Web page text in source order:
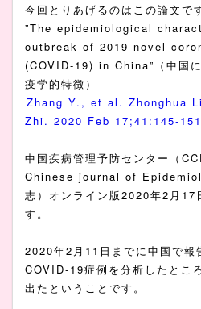
今回とりあげるのはこの論文で
”The epidemiological
outbreak of 2019 novel
(COVID-19) in China”（中国
疫学的特徴）
Zhang Y., et al. Zhonghua
Zhi. 2020 Feb 17;41:145-
中国疾病管理予防センター（
Chinese journal of
志）オンライン版2020年2月17
す。
2020年2月11日までに中国で報
COVID-19症例を分析したとこ
出たということです。